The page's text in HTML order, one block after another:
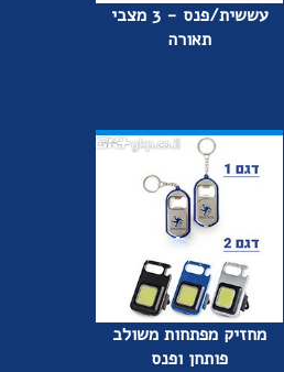
עששית/פנס - 3 מצבי
תאורה
מחזיק מפתחות משולב
פותחן ופנס